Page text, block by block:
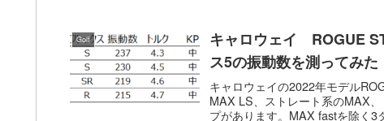
Golf
キャロウェイ ROGUE
ス5の振動数を測ってみた
キャロウェイの2022年モデル
MAX LS、ストレート系のMAX
プがあります。MAX fastを除く3